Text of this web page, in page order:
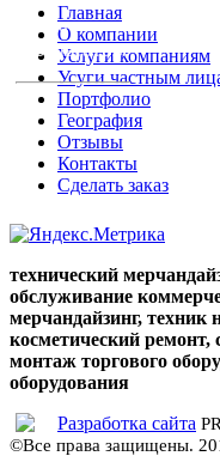
впечатляющих
результатов.
Главная
О компании
Услуги компаниям
Усуги частным
Портфолио
География
Отзывы
Контакты
Сделать заказ
cialis
couponcialis
genericcialis
dosagegeneric
cialiscialis
costcialis
vs
viagracialis
pricescialis
side
effectscialis
технический
обслуживание
мерчандайзинг, техник
косметический
монтаж торгового
оборудования
Разработка сайта
©Все права защищены.